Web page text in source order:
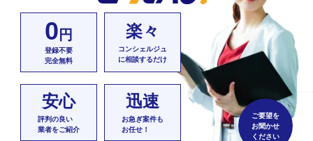
0 円
登録不要
完全無料
楽々
コンシェルジュ
に相談するだけ
安心
評判の良い
業者をご紹介
迅速
お急ぎ案件も
お任せ！
ご要望を
お聞かせ
ください